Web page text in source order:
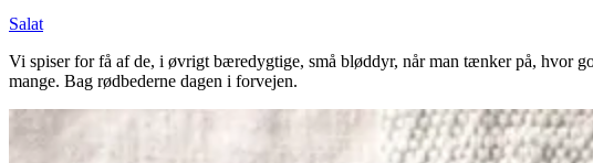
Salat
Vi spiser for få af de, i øvrigt bæredygtige, små bløddyr, når man tænker på, hvor
mange. Bag rødbederne dagen i forvejen.